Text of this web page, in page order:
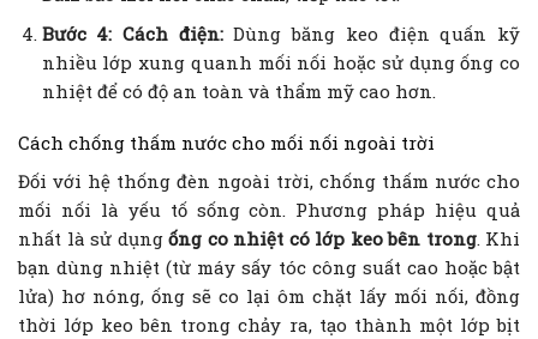
Bước 4: Cách điện:Dùng băng keo điện quấn kỹ
nhiều lớp xung quanh mối nối hoặc sử dụng ống co
nhiệt để có độ an toàn và thẩm mỹ cao hơn.
Cách chống thấm nước cho mối nối ngoài trời
Đối với hệ thống đèn ngoài trời, chống thấm nước cho
mối nối là yếu tố sống còn. Phương pháp hiệu quả
nhất là sử dụng ống co nhiệt có lớp keo bên trong. Khi
bạn dùng nhiệt (từ máy sấy tóc công suất cao hoặc bật
lửa) hơ nóng, ống sẽ co lại ôm chặt lấy mối nối, đồng
thời lớp keo bên trong chảy ra, tạo thành một lớp bịt